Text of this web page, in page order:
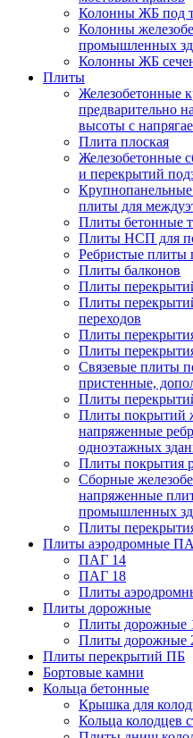
Колонны ЖБ под
Колонны
промышленных
Колонны ЖБ
Плиты
Железобетонные
предварительно
высоты с
Плита плоская
Железобетонные
и перекрытий
плиты для
Плиты бетонные
Плиты НСП для
Ребристые плиты
Плиты балконов
Плиты
Плиты
переходов
Плиты
Плиты
Связевые плиты
пристенные,
Плиты
Плиты покрытий
напряженные
одноэтажных
Плиты покрытия
Сборные
напряженные
промышленных
Плиты
Плиты аэродромные
ПАГ 14
ПАГ 18
Плиты
Плиты дорожные
Плиты дорожные
Плиты дорожные
Плиты перекрытий ПБ
Бортовые камни
Кольца бетонные
Крышка для
Кольца колодцев